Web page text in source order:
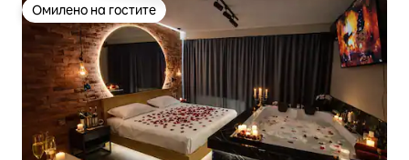
Омилено на гостите
Омилено на гостите